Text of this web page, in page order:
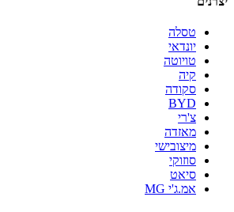
טסלה
יונדאי
טויוטה
קיה
סקודה
BYD
צ'רי
מאזדה
מיצובישי
סוזוקי
סיאט
אמ.ג'י MG